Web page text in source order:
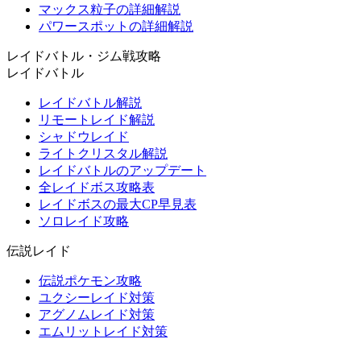
マックス粒子の詳細解説
パワースポットの詳細解説
レイドバトル・ジム戦攻略
レイドバトル
レイドバトル解説
リモートレイド解説
シャドウレイド
ライトクリスタル解説
レイドバトルのアップデート
全レイドボス攻略表
レイドボスの最大CP早見表
ソロレイド攻略
伝説レイド
伝説ポケモン攻略
ユクシーレイド対策
アグノムレイド対策
エムリットレイド対策